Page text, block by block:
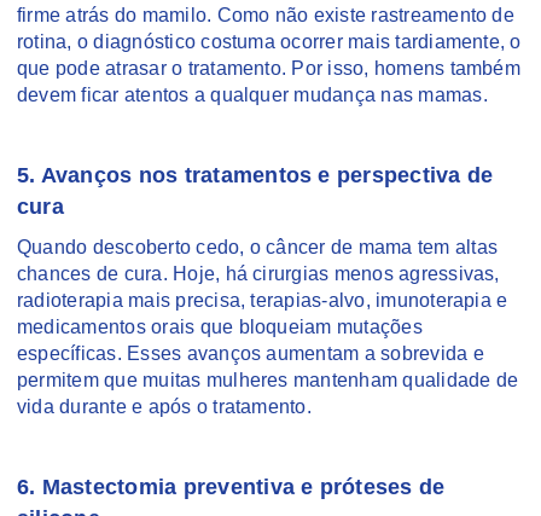
firme atrás do mamilo. Como não existe rastreamento de
rotina, o diagnóstico costuma ocorrer mais tardiamente, o
que pode atrasar o tratamento. Por isso, homens também
devem ficar atentos a qualquer mudança nas mamas.
5. Avanços nos tratamentos e perspectiva de
cura
Quando descoberto cedo, o câncer de mama tem altas
chances de cura. Hoje, há cirurgias menos agressivas,
radioterapia mais precisa, terapias-alvo, imunoterapia e
medicamentos orais que bloqueiam mutações
específicas. Esses avanços aumentam a sobrevida e
permitem que muitas mulheres mantenham qualidade de
vida durante e após o tratamento.
6. Mastectomia preventiva e próteses de